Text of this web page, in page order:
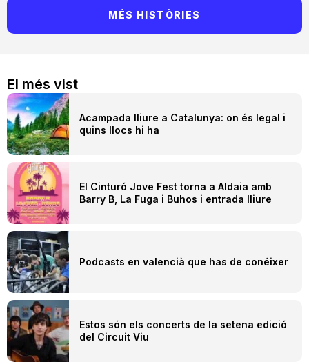
El més vist
Acampada lliure a Catalunya: on és legal i
quins llocs hi ha
El Cinturó Jove Fest torna a Aldaia amb
Barry B, La Fuga i Buhos i entrada lliure
Podcasts en valencià que has de conéixer
Estos són els concerts de la setena edició
del Circuit Viu
MÉS HISTÒRIES